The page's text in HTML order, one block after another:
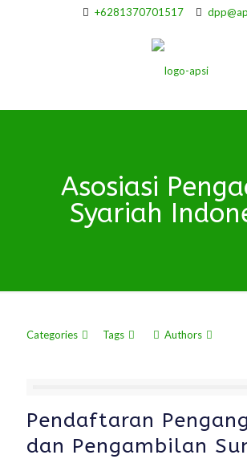
+6281370701517
Asosiasi
Syariah
Categories Tags Authors
Pendaftaran
dan Pengambilan